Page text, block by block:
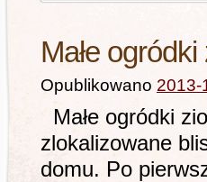
Małe ogródki
Opublikowano 2013-
Małe ogródki
zlokalizowane
domu. Po